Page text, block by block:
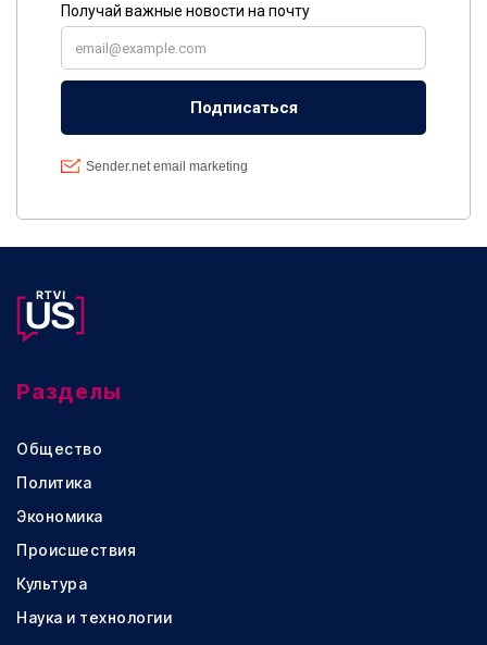
Разделы
Общество
Политика
Экономика
Происшествия
Культура
Наука и технологии